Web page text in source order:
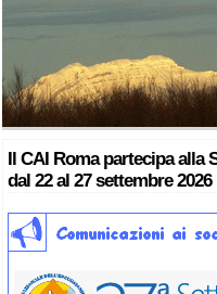
Il CAI Roma partecipa alla
dal 22 al 27 settembre 2026